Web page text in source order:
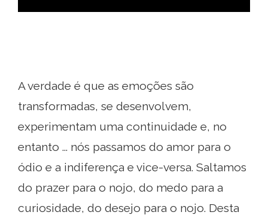
A verdade é que as emoções são
transformadas, se desenvolvem,
experimentam uma continuidade e, no
entanto ... nós passamos do amor para o
ódio e a indiferença e vice-versa. Saltamos
do prazer para o nojo, do medo para a
curiosidade, do desejo para o nojo. Desta